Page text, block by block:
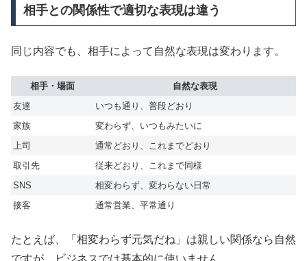
相手との関係性で適切な表現は違う
同じ内容でも、相手によって自然な表現は変わります。
相手・場面
自然な表現
友達
いつも通り、普段どおり
家族
変わらず、いつもみたいに
上司
通常どおり、これまでどおり
取引先
従来どおり、これまで同様
SNS
相変わらず、変わらない日常
接客
通常営業、平常通り
たとえば、「相変わらず元気だね」は親しい関係なら自然